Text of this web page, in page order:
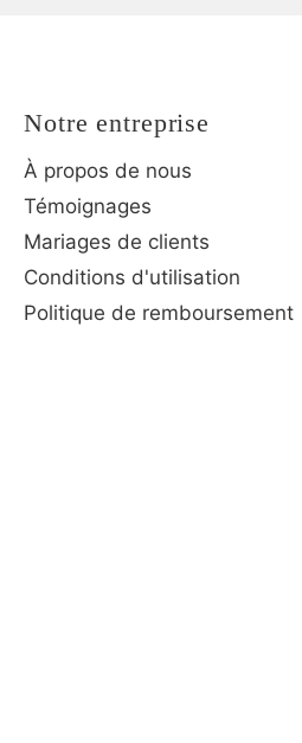
Notre entreprise
À propos de nous
Témoignages
Mariages de clients
Conditions d'utilisation
Politique de remboursement